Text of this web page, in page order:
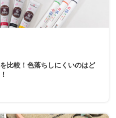
比較！色落ちしにくいのはど